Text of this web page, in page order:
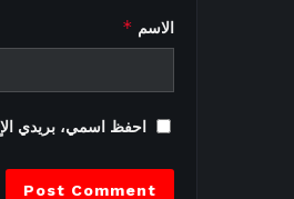
الاسم *
احفظ اسمي، بريدي